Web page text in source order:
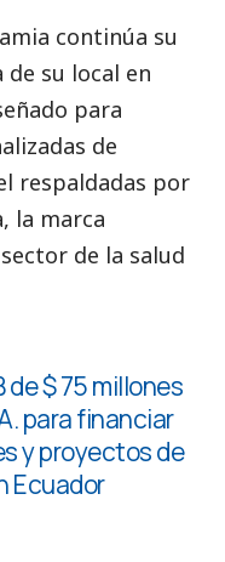
continúa su
su local en
para
de
respaldadas por
la marca
de la salud
$ 75 millones
para financiar
y proyectos de
Ecuador